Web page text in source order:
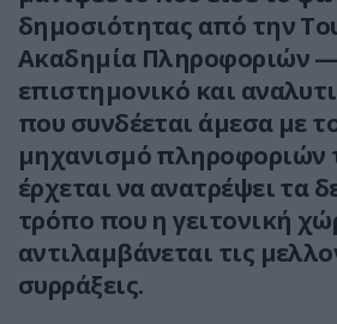
δημοσιότητας από την
Ακαδημία Πληροφοριών
επιστημονικό και
που συνδέεται άμεσα με
μηχανισμό πληροφοριών
έρχεται να ανατρέψει τα
τρόπο που η γειτονική
αντιλαμβάνεται τις
συρράξεις.